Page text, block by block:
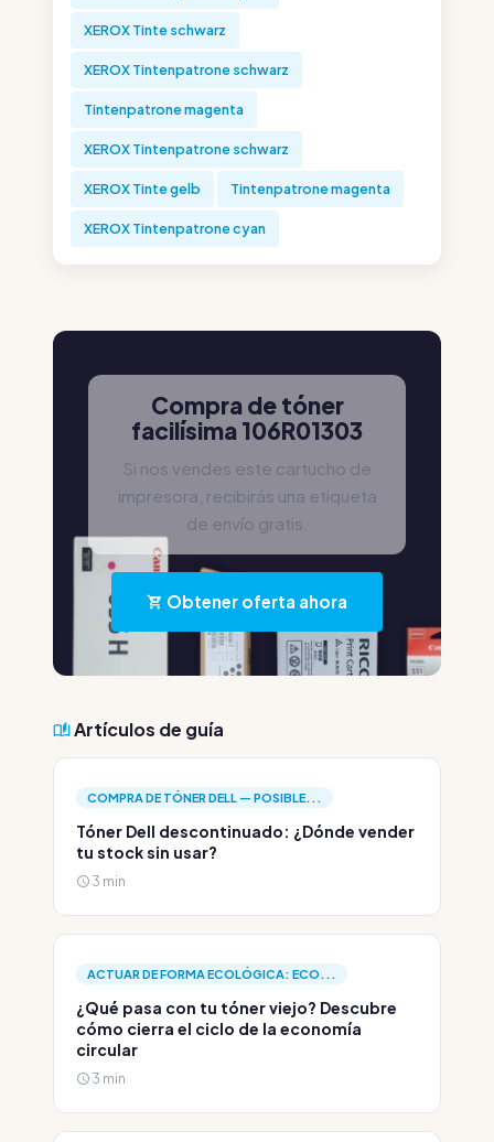
XEROX Tinte schwarz
XEROX Tintenpatrone schwarz
Tintenpatrone magenta
XEROX Tintenpatrone schwarz
XEROX Tinte gelb Tintenpatrone magenta
XEROX Tintenpatrone cyan
Compra de tóner
facilísima 106R01303
Si nos vendes este cartucho de
impresora, recibirás una etiqueta
de envío gratis.
Obtener oferta ahora
Artículos de guía
COMPRA DE TÓNER DELL — POSIBLE...
Tóner Dell descontinuado: ¿Dónde vender
tu stock sin usar?
3 min
ACTUAR DE FORMA ECOLÓGICA: ECO...
¿Qué pasa con tu tóner viejo? Descubre
cómo cierra el ciclo de la economía
circular
3 min